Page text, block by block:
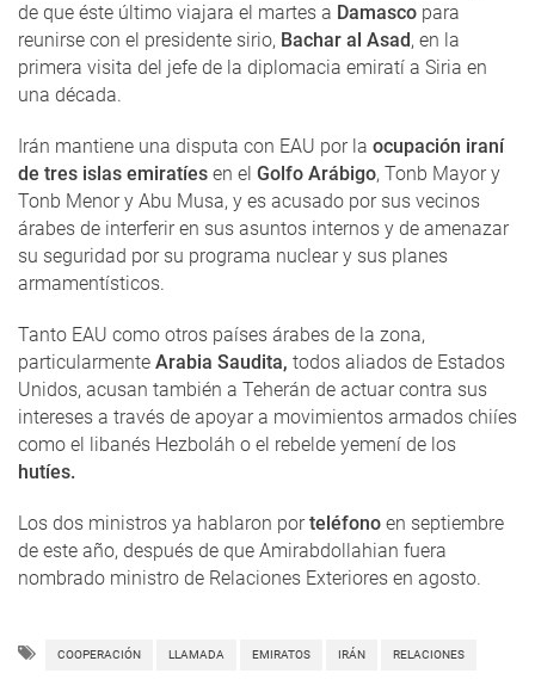
de que éste último viajara el martes a Damasco para
reunirse con el presidente sirio, Bachar al Asad, en la
primera visita del jefe de la diplomacia emiratí a Siria en
una década.
Irán mantiene una disputa con EAU por la ocupación iraní
de tres islas emiratíes en el Golfo Arábigo, Tonb Mayor y
Tonb Menor y Abu Musa, y es acusado por sus vecinos
árabes de interferir en sus asuntos internos y de amenazar
su seguridad por su programa nuclear y sus planes
armamentísticos.
Tanto EAU como otros países árabes de la zona,
particularmente Arabia Saudita, todos aliados de Estados
Unidos, acusan también a Teherán de actuar contra sus
intereses a través de apoyar a movimientos armados chiíes
como el libanés Hezboláh o el rebelde yemení de los
hutíes.
Los dos ministros ya hablaron porteléfono en septiembre
de este año, después de que Amirabdollahian fuera
nombrado ministro de Relaciones Exteriores en agosto.
COOPERACIÓN LLAMADA EMIRATOS IRÁN RELACIONES